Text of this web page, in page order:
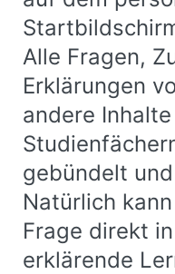
Alle Fragen,
Erklärungen
andere
gebündelt
Natürlich
Frage direkt
erklärende